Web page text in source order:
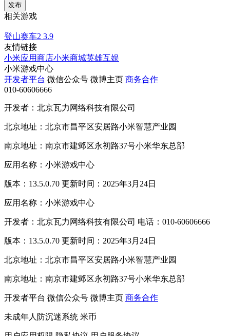
发布
相关游戏
登山赛车2 3.9
友情链接
小米应用商店小米商城英雄互娱
小米游戏中心
开发者平台 微信公众号 微博主页 商务合作
010-60606666
开发者：北京瓦力网络科技有限公司
北京地址：北京市昌平区安居路小米智慧产业园
南京地址：南京市建邺区永初路37号小米华东总部
应用名称：小米游戏中心
版本：13.5.0.70 更新时间：2025年3月24日
应用名称：小米游戏中心
开发者：北京瓦力网络科技有限公司 电话：010-60606666
版本：13.5.0.70 更新时间：2025年3月24日
北京地址：北京市昌平区安居路小米智慧产业园
南京地址：南京市建邺区永初路37号小米华东总部
开发者平台 微信公众号 微博主页 商务合作
未成年人防沉迷系统 米币